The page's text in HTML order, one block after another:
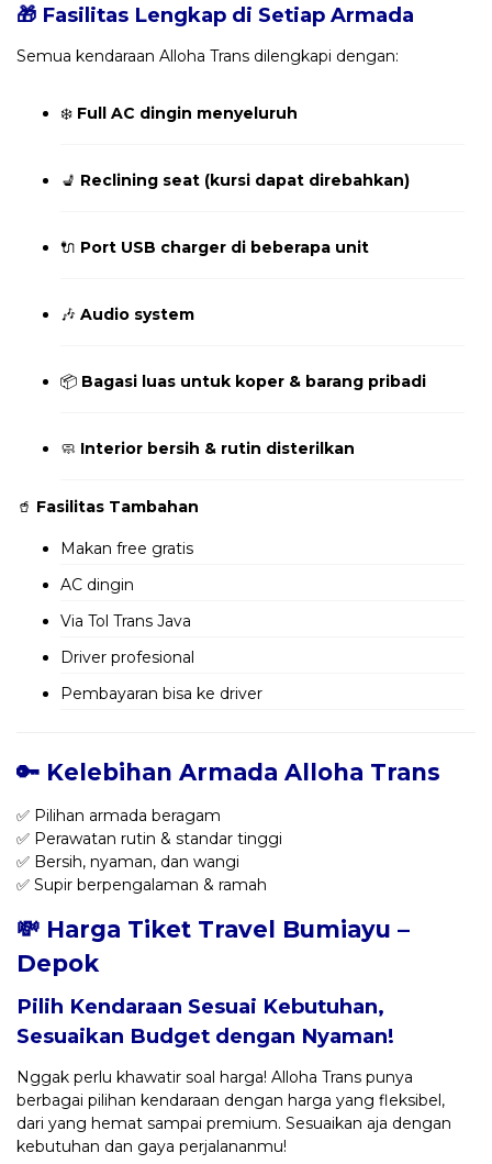
🎁 Fasilitas Lengkap di Setiap Armada
Semua kendaraan Alloha Trans dilengkapi dengan:
❄️ Full AC dingin menyeluruh
💺 Reclining seat (kursi dapat direbahkan)
🔌 Port USB charger di beberapa unit
🎶 Audio system
📦 Bagasi luas untuk koper & barang pribadi
🧼 Interior bersih & rutin disterilkan
🥤 Fasilitas Tambahan
Makan free gratis
AC dingin
Via Tol Trans Java
Driver profesional
Pembayaran bisa ke driver
🔑 Kelebihan Armada Alloha Trans
✅ Pilihan armada beragam
✅ Perawatan rutin & standar tinggi
✅ Bersih, nyaman, dan wangi
✅ Supir berpengalaman & ramah
💸 Harga Tiket Travel Bumiayu –
Depok
Pilih Kendaraan Sesuai Kebutuhan,
Sesuaikan Budget dengan Nyaman!
Nggak perlu khawatir soal harga! Alloha Trans punya
berbagai pilihan kendaraan dengan harga yang fleksibel,
dari yang hemat sampai premium. Sesuaikan aja dengan
kebutuhan dan gaya perjalananmu!